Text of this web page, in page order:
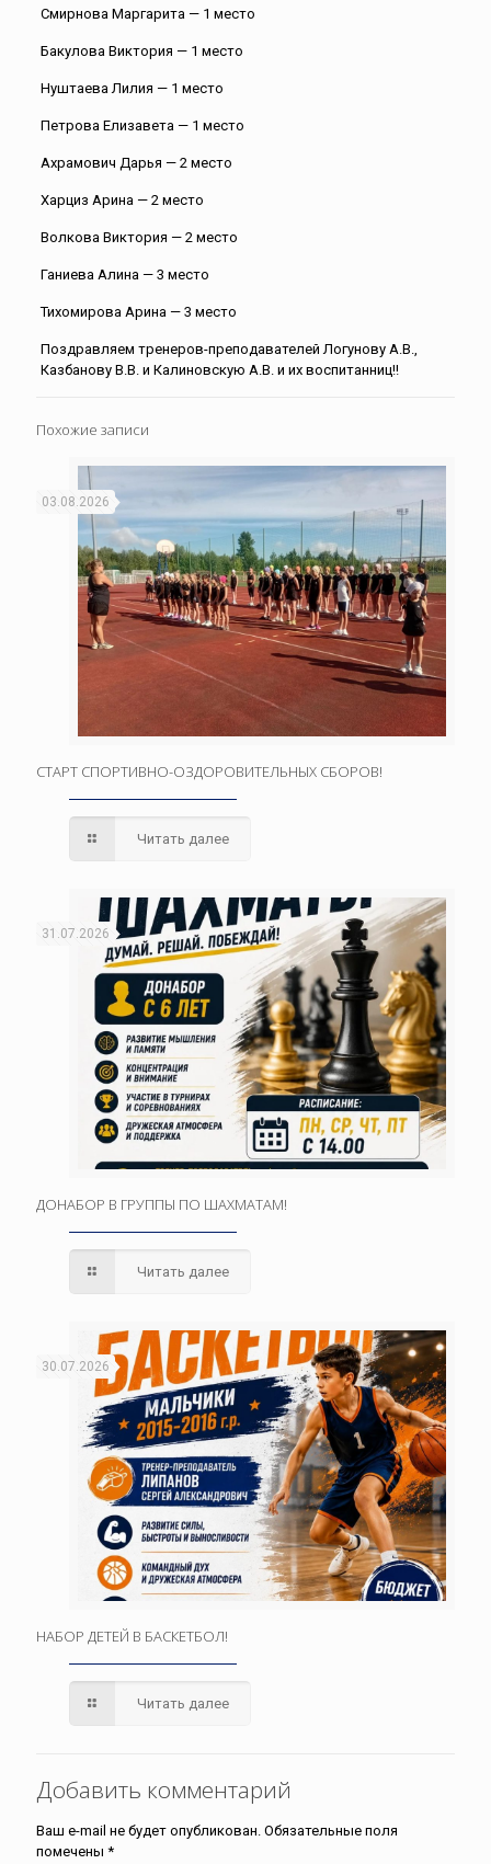
Смирнова Маргарита — 1 место
Бакулова Виктория — 1 место
Нуштаева Лилия — 1 место
Петрова Елизавета — 1 место
Ахрамович Дарья — 2 место
Харциз Арина — 2 место
Волкова Виктория — 2 место
Ганиева Алина — 3 место
Тихомирова Арина — 3 место
Поздравляем тренеров-преподавателей Логунову А.В.,
Казбанову В.В. и Калиновскую А.В. и их воспитанниц!!
Похожие записи
03.08.2026
СТАРТ СПОРТИВНО-ОЗДОРОВИТЕЛЬНЫХ СБОРОВ!
Читать далее
31.07.2026
ДОНАБОР В ГРУППЫ ПО ШАХМАТАМ!
Читать далее
30.07.2026
НАБОР ДЕТЕЙ В БАСКЕТБОЛ!
Читать далее
Добавить комментарий
Ваш e-mail не будет опубликован. Обязательные поля
помечены *